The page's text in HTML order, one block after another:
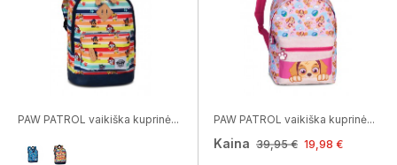
PAW PATROL vaikiška kuprinė... PAW PATROL vaikiška kuprinė...
Kaina 39,95 € 19,98 €